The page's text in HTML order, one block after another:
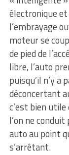
électronique
l’embrayage
moteur se
de pied de
libre, l’auto
puisqu’il n’y a
déconcertant
c’est bien
l’on ne
auto au point
s’arrêtant.